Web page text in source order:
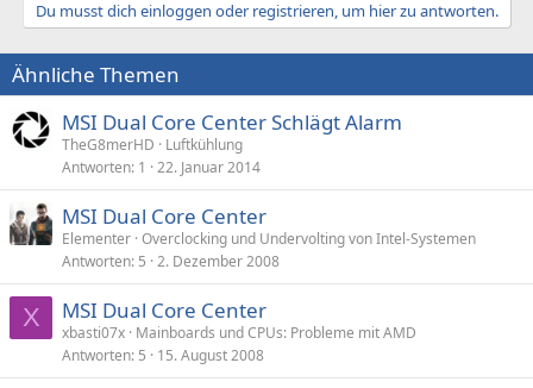
Du musst dich einloggen oder registrieren, um hier zu antworten.
Ähnliche Themen
MSI Dual Core Center Schlägt Alarm
TheG8merHD
Luftkühlung
Antworten 1 22. Januar 2014
MSI Dual Core Center
Elementer Overclocking und Undervolting von Intel-Systemen
Antworten 5 2. Dezember 2008
X MSI Dual Core Center
xbasti07x Mainboards und CPUs: Probleme mit AMD
Antworten 5 15. August 2008